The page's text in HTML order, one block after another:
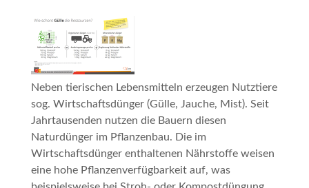
Neben tierischen Lebensmitteln erzeugen Nutztiere
sog. Wirtschaftsdünger (Gülle, Jauche, Mist). Seit
Jahrtausenden nutzen die Bauern diesen
Naturdünger im Pflanzenbau. Die im
Wirtschaftsdünger enthaltenen Nährstoffe weisen
eine hohe Pflanzenverfügbarkeit auf, was